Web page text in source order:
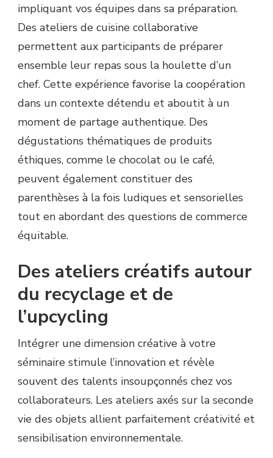
impliquant vos équipes dans sa préparation.
Des ateliers de cuisine collaborative
permettent aux participants de préparer
ensemble leur repas sous la houlette d’un
chef. Cette expérience favorise la coopération
dans un contexte détendu et aboutit à un
moment de partage authentique. Des
dégustations thématiques de produits
éthiques, comme le chocolat ou le café,
peuvent également constituer des
parenthèses à la fois ludiques et sensorielles
tout en abordant des questions de commerce
équitable.
Des ateliers créatifs autour
du recyclage et de
l’upcycling
Intégrer une dimension créative à votre
séminaire stimule l’innovation et révèle
souvent des talents insoupçonnés chez vos
collaborateurs. Les ateliers axés sur la seconde
vie des objets allient parfaitement créativité et
sensibilisation environnementale.